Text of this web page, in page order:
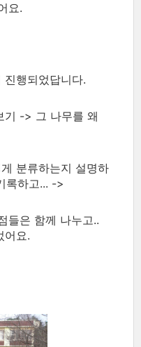
요.
행되었답니다.
기 -> 그 나무를 왜
분류하는지 설명하
록하고... ->
들은 함께 나누고..
어요.